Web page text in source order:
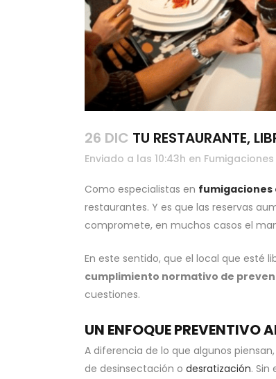
26 DIC TU RESTAURANTE,
Enviado a las 10:43h en Fumigaciones
Como especialistas en fumigaciones
restaurantes. Y es que las reservas
compromete, en muchos casos el
En este sentido, que el local que esté
cumplimiento normativo de
cuestiones.
UN ENFOQUE PREVENTIVO
A diferencia de lo que algunos
de desinsectación o desratización. Sin